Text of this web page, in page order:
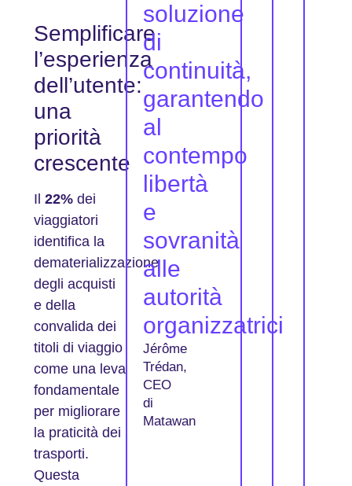
Semplificare
l’esperienza
dell’utente:
una
priorità
crescente
Il22% dei
viaggiatori
identifica la
dematerializzazione
degli acquisti
e della
convalida dei
titoli di viaggio
come una leva
fondamentale
per migliorare
la praticità dei
trasporti.
Questa
soluzione
di
continuità,
garantendo
al
contempo
libertà
e
sovranità
alle
autorità
organizzatrici
Jérôme
Trédan,
CEO
di
Matawan